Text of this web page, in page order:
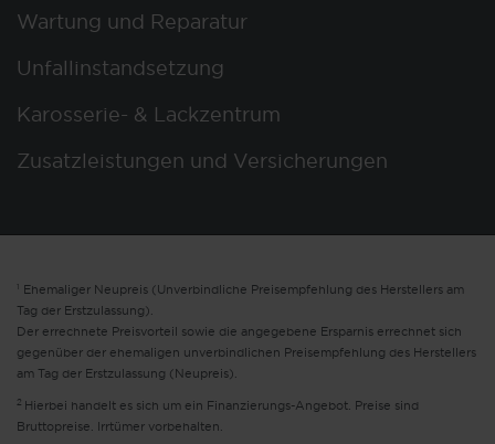
Wartung und Reparatur
Unfallinstandsetzung
Karosserie- & Lackzentrum
Zusatzleistungen und Versicherungen
1 Ehemaliger Neupreis (Unverbindliche Preisempfehlung des Herstellers am
Tag der Erstzulassung).
Der errechnete Preisvorteil sowie die angegebene Ersparnis errechnet sich
gegenüber der ehemaligen unverbindlichen Preisempfehlung des Herstellers
am Tag der Erstzulassung (Neupreis).
2 Hierbei handelt es sich um ein Finanzierungs-Angebot. Preise sind
Bruttopreise. Irrtümer vorbehalten.